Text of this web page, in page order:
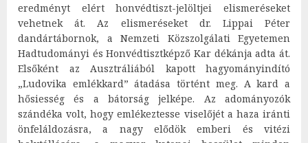
eredményt elért honvédtiszt-jelöltjei elismeréseket
vehetnek át. Az elismeréseket dr. Lippai Péter
dandártábornok, a Nemzeti Közszolgálati Egyetemen
Hadtudományi és Honvédtisztképző Kar dékánja adta át.
Elsőként az Ausztráliából kapott hagyományindító
„Ludovika emlékkard” átadása történt meg. A kard a
hősiesség és a bátorság jelképe. Az adományozók
szándéka volt, hogy emlékeztesse viselőjét a haza iránti
önfeláldozásra, a nagy elődök emberi és vitézi